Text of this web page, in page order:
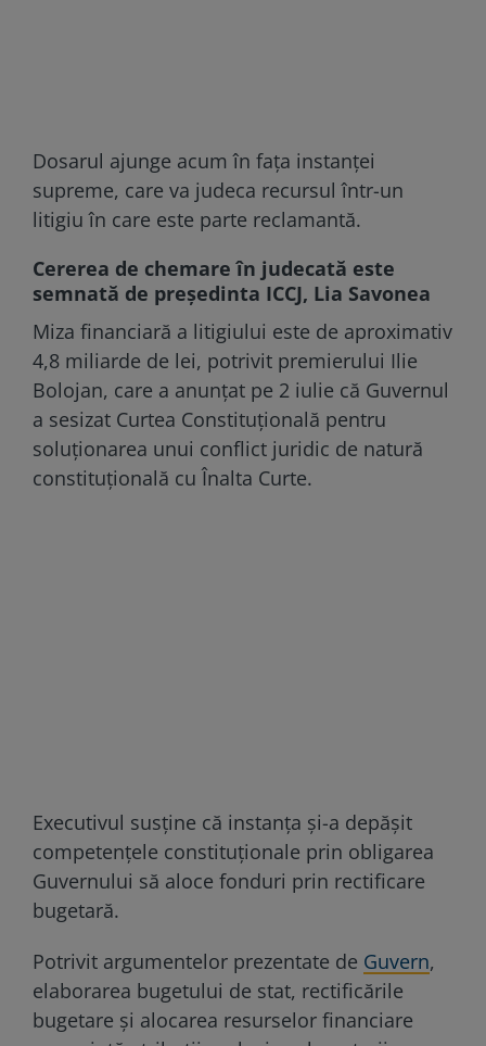
Dosarul ajunge acum în fața instanței
supreme, care va judeca recursul într-un
litigiu în care este parte reclamantă.
Cererea de chemare în judecată este
semnată de președinta ICCJ, Lia Savonea
Miza financiară a litigiului este de aproximativ
4,8 miliarde de lei, potrivit premierului Ilie
Bolojan, care a anunțat pe 2 iulie că Guvernul
a sesizat Curtea Constituțională pentru
soluționarea unui conflict juridic de natură
constituțională cu Înalta Curte.
Executivul susține că instanța și-a depășit
competențele constituționale prin obligarea
Guvernului să aloce fonduri prin rectificare
bugetară.
Potrivit argumentelor prezentate de Guvern,
elaborarea bugetului de stat, rectificările
bugetare și alocarea resurselor financiare